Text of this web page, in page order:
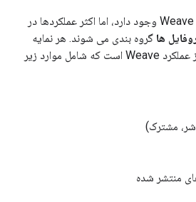
عناصر زیادی در پشته کامل Weave وجود دارد، اما اکثر عملکردها در
ها گروه بندی می شوند. هر نمایه
مربوط به مجموعه خاصی از عملکرد Weave است که شامل موارد زیر
مشترک)
منتشر شده